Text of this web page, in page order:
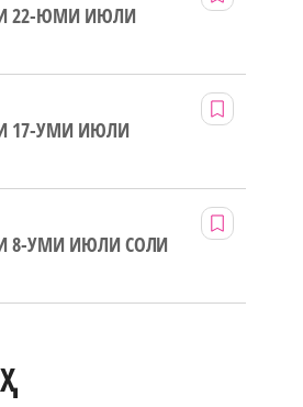
22-ЮМИ ИЮЛИ
17-УМИ ИЮЛИ
8-УМИ ИЮЛИ СОЛИ